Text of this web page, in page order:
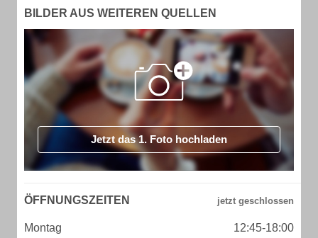
BILDER AUS WEITEREN QUELLEN
Jetzt das 1. Foto hochladen
ÖFFNUNGSZEITEN
Montag 12:45-18:00